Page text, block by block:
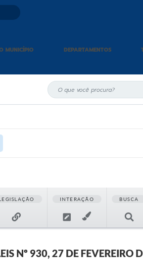
MUNICÍPIO DEPARTAMENTOS
INTERAÇÃO BUSCA
Nº 930, 27 DE FEVEREIRO